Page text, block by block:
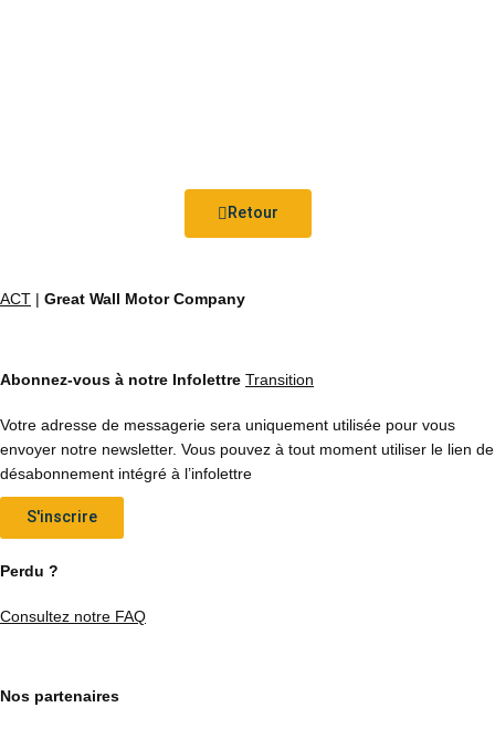
Retour
ACT | Great Wall Motor Company
Abonnez-vous à notre Infolettre Transition
Votre adresse de messagerie sera uniquement utilisée pour vous
envoyer notre newsletter. Vous pouvez à tout moment utiliser le lien de
désabonnement intégré à l’infolettre
S'inscrire
Perdu ?
Consultez notre FAQ
Nos partenaires